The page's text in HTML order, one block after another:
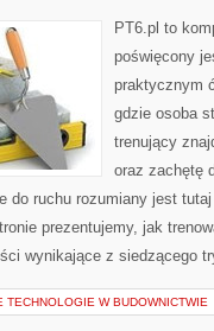
PT6.pl to
poświęcony
praktycznym
gdzie osoba
trenujący
oraz zachętę
do ruchu rozumiany jest
prezentujemy, jak
wynikające z siedzącego
TECHNOLOGIE W BUDOWNICTWIE